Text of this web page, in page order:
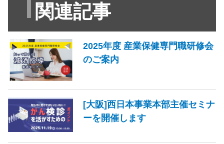
関連記事
2025年度 産業保健専門職研修会
のご案内
[大阪]西日本事業本部主催セミナ
ーを開催します